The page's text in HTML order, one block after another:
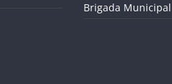
Brigada Municipal